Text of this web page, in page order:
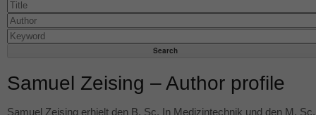
Samuel Zeising – Author profile
Samuel Zeising erhielt den B. Sc. In Medizintechnik und den M. Sc.